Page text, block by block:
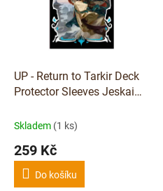
UP - Return to Tarkir Deck
Protector Sleeves Jeskai
Gathering
Skladem (1 ks)
259 Kč
Do košíku